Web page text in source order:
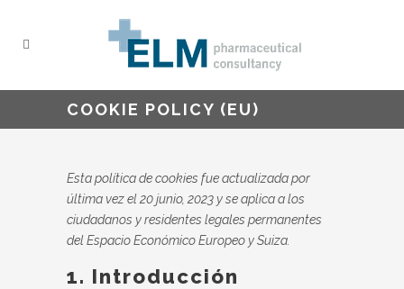
COOKIE POLICY (EU)
Esta política de cookies fue actualizada por
última vez el 20 junio, 2023 y se aplica a los
ciudadanos y residentes legales permanentes
del Espacio Económico Europeo y Suiza.
1. Introducción